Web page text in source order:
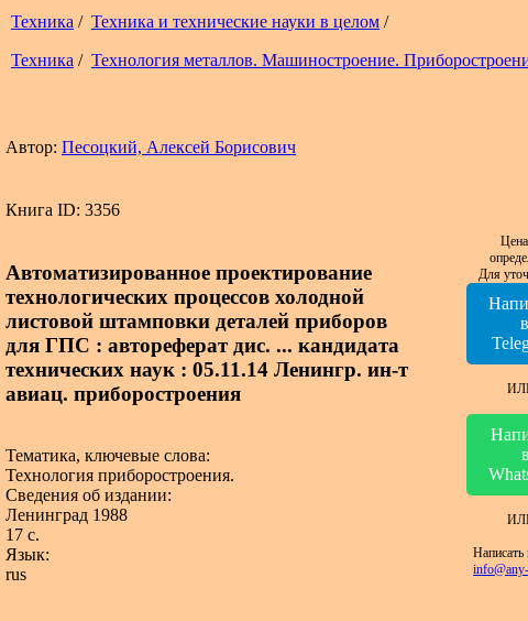
Техника / Техника и технические науки в целом /
Техника / Технология металлов. Машиностроение.
Автор: Песоцкий, Алексей Борисович
Книга ID: 3356
Автоматизированное проектирование
технологических процессов холодной
листовой штамповки деталей приборов
для ГПС : автореферат дис. ... кандидата
технических наук : 05.11.14 Ленингр. ин-т
авиац. приборостроения
Тематика, ключевые слова:
Технология приборостроения.
Сведения об издании:
Ленинград 1988
17 с.
Язык:
rus
Для
в
в
Написать